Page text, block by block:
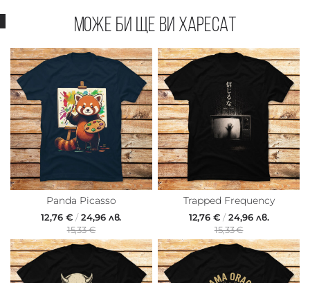
Може би ще ви харесат
Panda Picasso
12,76 € /24,96 лв.
15,33 €
Trapped Frequency
12,76 €/24,96 лв.
15,33 €